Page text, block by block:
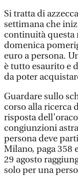
Si tratta di
settimana che
continuità
domenica
euro a persona.
è tutto esaurito e
da poter
Guardare sullo
corso alla ricerca
risposta
congiunzioni
persona deve
Milano, paga 358
29 agosto
solo per una